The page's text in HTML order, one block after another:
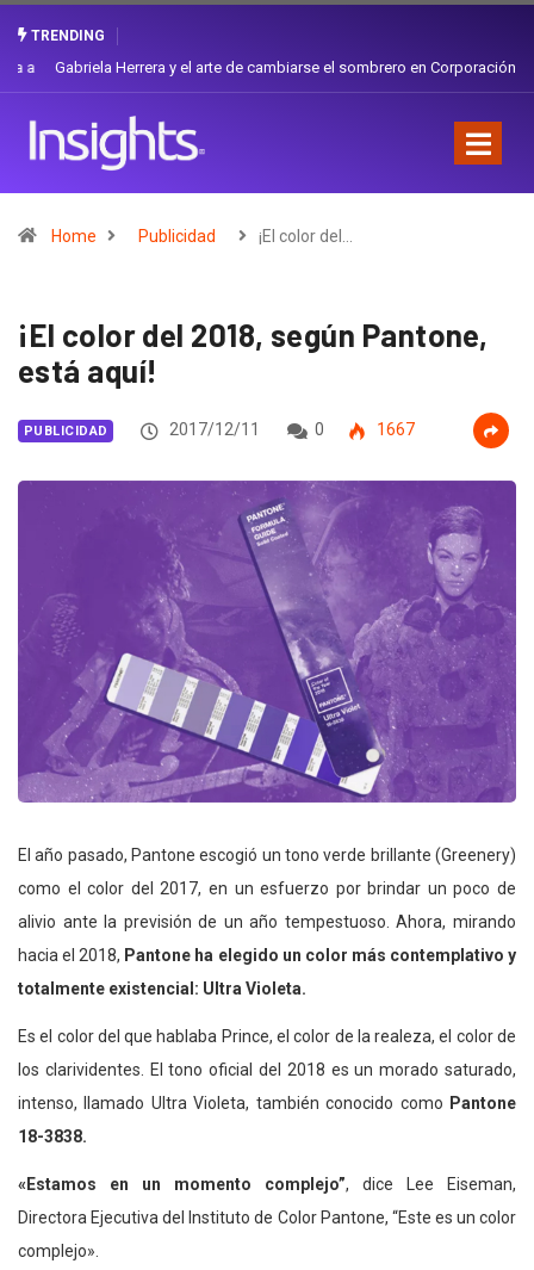
TRENDING
Gabriela Herrera y el arte de cambiarse el sombrero en Corporación
Home Publicidad ¡El color del…
¡El color del 2018, según Pantone,
está aquí!
PUBLICIDAD 2017/12/11 0 1667
El año pasado, Pantone escogió un tono verde brillante (Greenery)
como el color del 2017, en un esfuerzo por brindar un poco de
alivio ante la previsión de un año tempestuoso. Ahora, mirando
hacia el 2018, Pantone ha elegido un color más contemplativo y
totalmente existencial: Ultra Violeta.
Es el color del que hablaba Prince, el color de la realeza, el color de
los clarividentes. El tono oficial del 2018 es un morado saturado,
intenso, llamado Ultra Violeta, también conocido como Pantone
18-3838.
«Estamos en un momento complejo”, dice Lee Eiseman,
Directora Ejecutiva del Instituto de Color Pantone, “Este es un color
complejo».